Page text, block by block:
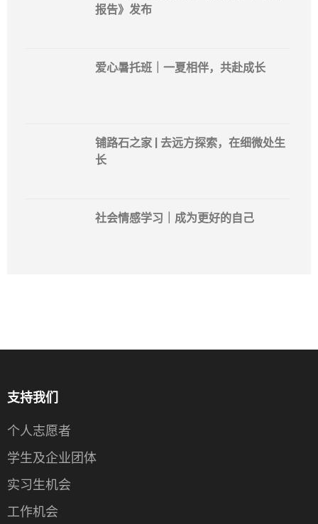
报告》发布
爱心暑托班｜一夏相伴，共赴成长
铺路石之家 | 去远方探索，在细微处生
长
社会情感学习｜成为更好的自己
支持我们
个人志愿者
学生及企业团体
实习生机会
工作机会